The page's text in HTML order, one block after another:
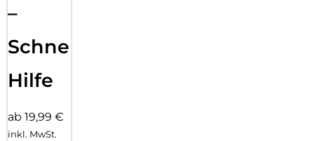
–
Schnelle
Hilfe
ab 19,99 €
inkl. MwSt.